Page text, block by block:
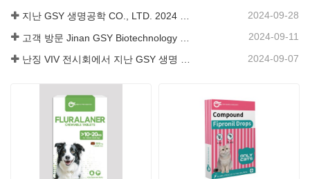
지난 GSY 생명공학 CO., LTD. 2024 파키스탄 국제 축산 전시회 IPEX 참가 2024-09-28
2024-09-11
2024-09-07